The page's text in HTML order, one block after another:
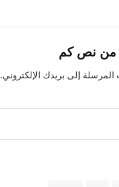
من نص كم
إلى بريدك الإلكتروني.